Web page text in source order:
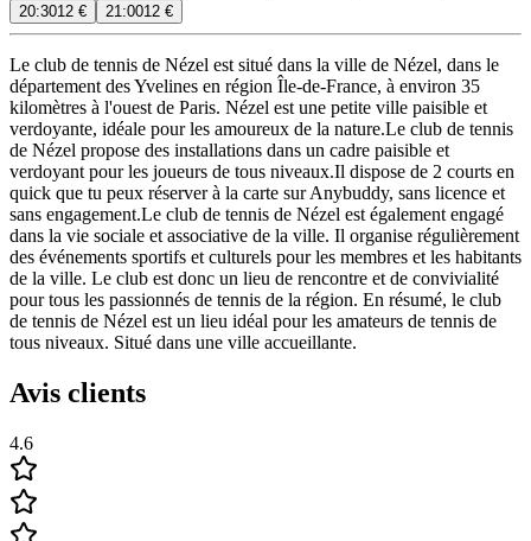
20:3012 € 21:0012 €
Le club de tennis de Nézel est situé dans la ville de Nézel, dans le
département des Yvelines en région Île-de-France, à environ 35
kilomètres à l'ouest de Paris. Nézel est une petite ville paisible et
verdoyante, idéale pour les amoureux de la nature.Le club de tennis
de Nézel propose des installations dans un cadre paisible et
verdoyant pour les joueurs de tous niveaux.Il dispose de 2 courts en
quick que tu peux réserver à la carte sur Anybuddy, sans licence et
sans engagement.Le club de tennis de Nézel est également engagé
dans la vie sociale et associative de la ville. Il organise régulièrement
des événements sportifs et culturels pour les membres et les habitants
de la ville. Le club est donc un lieu de rencontre et de convivialité
pour tous les passionnés de tennis de la région. En résumé, le club
de tennis de Nézel est un lieu idéal pour les amateurs de tennis de
tous niveaux. Situé dans une ville accueillante.
Avis clients
4.6